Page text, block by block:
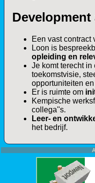
Een vast contract
Loon is
opleiding en
Je komt terecht
toekomstvisie,
opportuniteiten
Er is ruimte om
Kempische
collega''s.
Leer- en
het bedrijf.